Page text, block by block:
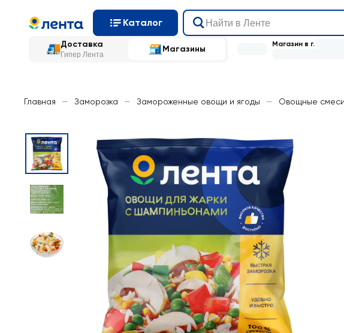
Каталог
Доставка
Гипер Лента
Магазины Магазин в г.
Главная — Заморозка — Замороженные овощи и ягоды — Овощные смеси